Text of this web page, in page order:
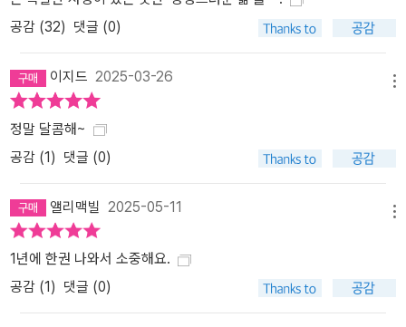
공감 (32) 댓글 (0)
이지드 2025-03-26
정말 달콤해~
공감 (1) 댓글 (0)
앨리맥빌 2025-05-11
1년에 한권 나와서 소중해요.
공감 (1 ) 댓글 (0)